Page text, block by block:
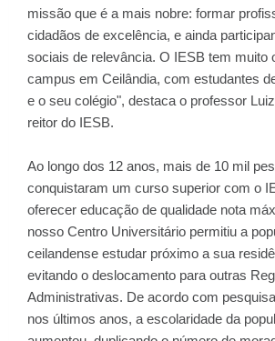
missão que é a mais nobre: formar
cidadãos de excelência, e ainda
sociais de relevância. O IESB tem muito
campus em Ceilândia, com estudantes
e o seu colégio", destaca o professor
reitor do IESB.
Ao longo dos 12 anos, mais de 10 mil
conquistaram um curso superior com o
oferecer educação de qualidade nota
nosso Centro Universitário permitiu a
ceilandense estudar próximo a sua
evitando o deslocamento para outras
Administrativas. De acordo com
nos últimos anos, a escolaridade da